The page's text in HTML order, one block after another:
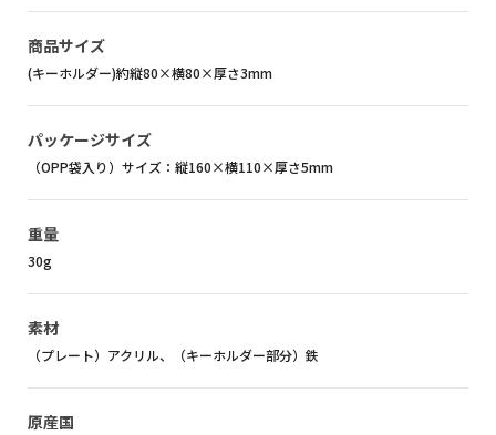
商品サイズ
(キーホルダー)約縦80×横80×厚さ3mm
パッケージサイズ
（OPP袋入り）サイズ：縦160×横110×厚さ5mm
重量
30g
素材
（プレート）アクリル、（キーホルダー部分）鉄
原産国